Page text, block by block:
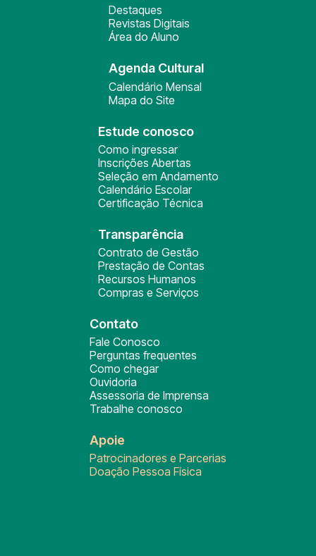
Destaques
Revistas Digitais
Área do Aluno
Agenda Cultural
Calendário Mensal
Mapa do Site
Estude conosco
Como ingressar
Inscrições Abertas
Seleção em Andamento
Calendário Escolar
Certificação Técnica
Transparência
Contrato de Gestão
Prestação de Contas
Recursos Humanos
Compras e Serviços
Contato
Fale Conosco
Perguntas frequentes
Como chegar
Ouvidoria
Assessoria de Imprensa
Trabalhe conosco
Apoie
Patrocinadores e Parcerias
Doação Pessoa Física